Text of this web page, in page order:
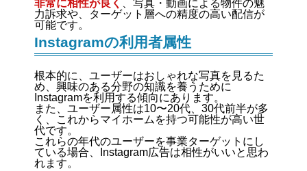
非常に相性が良く 、写真・動画による物件の魅
力訴求や、ターゲット層への精度の高い配信が
可能です。
Instagramの利用者属性
根本的に、ユーザーはおしゃれな写真を見るた
め、興味のある分野の知識を養うために
Instagramを利用する傾向にあります。
また、ユーザー属性は10〜20代、30代前半が多
く、これからマイホームを持つ可能性が高い世
代です。
これらの年代のユーザーを事業ターゲットにし
ている場合、Instagram広告は相性がいいと思わ
れます。